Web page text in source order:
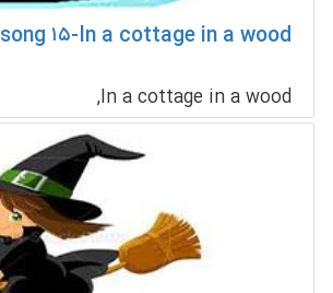
song ۱۵-In a cottage in a wood,
In a cottage in a wood,